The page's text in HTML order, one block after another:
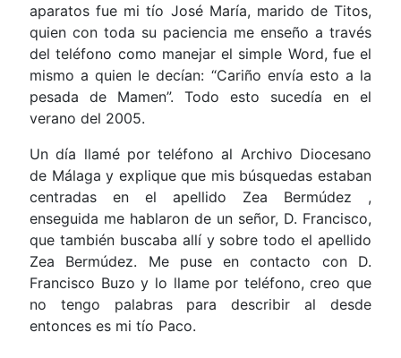
aparatos fue mi tío José María, marido de Titos,
quien con toda su paciencia me enseño a través
del teléfono como manejar el simple Word, fue el
mismo a quien le decían: “Cariño envía esto a la
pesada de Mamen”. Todo esto sucedía en el
verano del 2005.
Un día llamé por teléfono al Archivo Diocesano
de Málaga y explique que mis búsquedas estaban
centradas en el apellido Zea Bermúdez ,
enseguida me hablaron de un señor, D. Francisco,
que también buscaba allí y sobre todo el apellido
Zea Bermúdez. Me puse en contacto con D.
Francisco Buzo y lo llame por teléfono, creo que
no tengo palabras para describir al desde
entonces es mi tío Paco.